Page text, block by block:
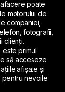
poate
motorului de
companiei,
fotografii,
clienți.
este primul
să acceseze
afișate și
nevoile